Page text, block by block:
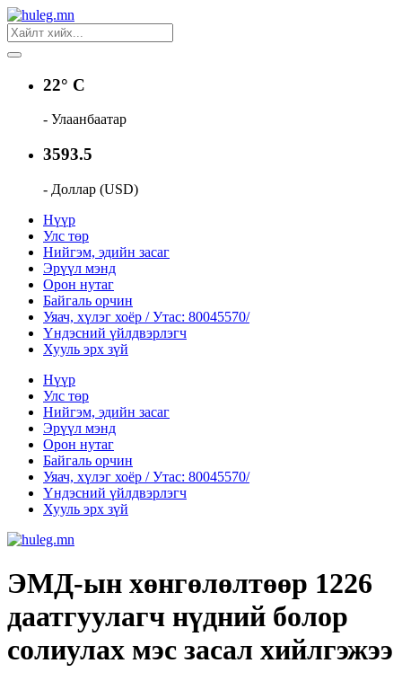
22° C
- Улаанбаатар
3593.5
- Доллар (USD)
Нүүр
Улс төр
Нийгэм, эдийн засаг
Эрүүл мэнд
Орон нутаг
Байгаль орчин
Уяач, хүлэг хоёр / Утас: 80045570/
Үндэсний үйлдвэрлэгч
Хууль эрх зүй
Нүүр
Улс төр
Нийгэм, эдийн засаг
Эрүүл мэнд
Орон нутаг
Байгаль орчин
Уяач, хүлэг хоёр / Утас: 80045570/
Үндэсний үйлдвэрлэгч
Хууль эрх зүй
ЭМД-ын хөнгөлөлтөөр 1226
даатгуулагч нүдний болор
солиулах мэс засал хийлгэжээ